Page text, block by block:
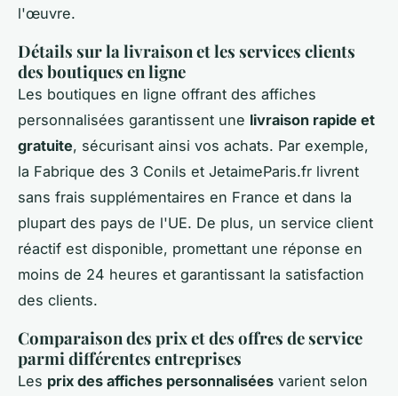
l'œuvre.
Détails sur la livraison et les services clients
des boutiques en ligne
Les boutiques en ligne offrant des affiches
personnalisées garantissent une livraison rapide et
gratuite, sécurisant ainsi vos achats. Par exemple,
la Fabrique des 3 Conils et JetaimeParis.fr livrent
sans frais supplémentaires en France et dans la
plupart des pays de l'UE. De plus, un service client
réactif est disponible, promettant une réponse en
moins de 24 heures et garantissant la satisfaction
des clients.
Comparaison des prix et des offres de service
parmi différentes entreprises
Les prix des affiches personnalisées varient selon